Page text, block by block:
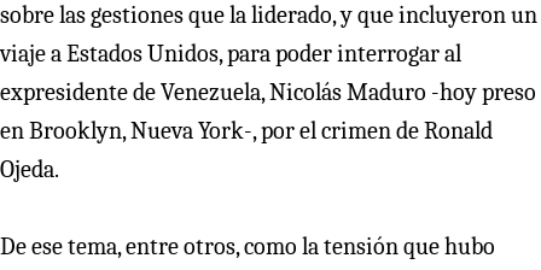
sobre las gestiones que la liderado, y que incluyeron un
viaje a Estados Unidos, para poder interrogar al
expresidente de Venezuela, Nicolás Maduro -hoy preso
en Brooklyn, Nueva York-, por el crimen de Ronald
Ojeda.
De ese tema, entre otros, como la tensión que hubo